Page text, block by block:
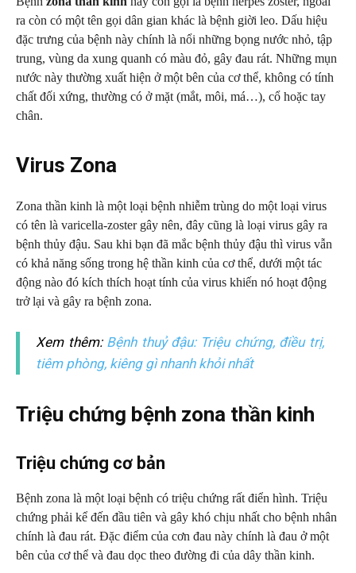
ra còn có một tên gọi dân gian khác là bệnh giời leo. Dấu hiệu
đặc trưng của bệnh này chính là nổi những bọng nước nhỏ, tập
trung, vùng da xung quanh có màu đỏ, gây đau rát. Những mụn
nước này thường xuất hiện ở một bên của cơ thể, không có tính
chất đối xứng, thường có ở mặt (mắt, môi, má…), cổ hoặc tay
chân.
Virus Zona
Zona thần kinh là một loại bệnh nhiễm trùng do một loại virus
có tên là varicella-zoster gây nên, đây cũng là loại virus gây ra
bệnh thủy đậu. Sau khi bạn đã mắc bệnh thủy đậu thì virus vẫn
có khả năng sống trong hệ thần kinh của cơ thể, dưới một tác
động nào đó kích thích hoạt tính của virus khiến nó hoạt động
trở lại và gây ra bệnh zona.
Xem thêm: Bệnh thuỷ đậu: Triệu chứng, điều trị,
tiêm phòng, kiêng gì nhanh khỏi nhất
Triệu chứng bệnh zona thần kinh
Triệu chứng cơ bản
Bệnh zona là một loại bệnh có triệu chứng rất điển hình. Triệu
chứng phải kể đến đầu tiên và gây khó chịu nhất cho bệnh nhân
chính là đau rát. Đặc điểm của cơn đau này chính là đau ở một
bên của cơ thể và đau dọc theo đường đi của dây thần kinh.